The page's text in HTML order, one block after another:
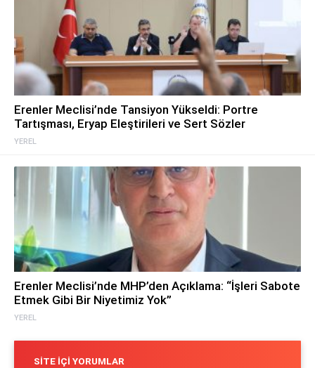
YEREL
Erenler Meclisi’nde Tansiyon Yükseldi: Portre
Tartışması, Eryap Eleştirileri ve Sert Sözler
YEREL
Erenler Meclisi’nde MHP’den Açıklama: “İşleri Sabote
Etmek Gibi Bir Niyetimiz Yok”
SITE İÇI YORUMLAR